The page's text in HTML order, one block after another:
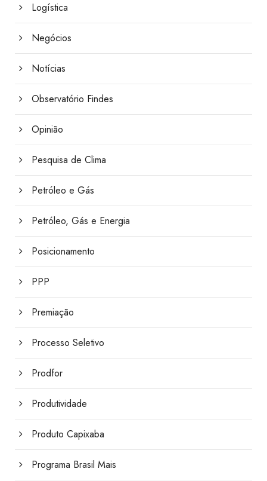
Logística
Negócios
Notícias
Observatório Findes
Opinião
Pesquisa de Clima
Petróleo e Gás
Petróleo, Gás e Energia
Posicionamento
PPP
Premiação
Processo Seletivo
Prodfor
Produtividade
Produto Capixaba
Programa Brasil Mais